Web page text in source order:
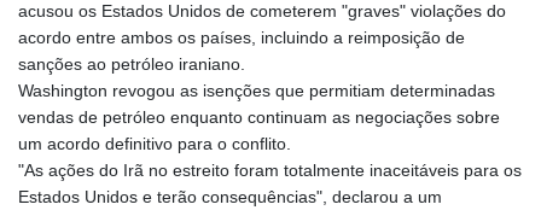
acusou os Estados Unidos de cometerem "graves" violações do
acordo entre ambos os países, incluindo a reimposição de
sanções ao petróleo iraniano.
Washington revogou as isenções que permitiam determinadas
vendas de petróleo enquanto continuam as negociações sobre
um acordo definitivo para o conflito.
"As ações do Irã no estreito foram totalmente inaceitáveis para os
Estados Unidos e terão consequências", declarou a um